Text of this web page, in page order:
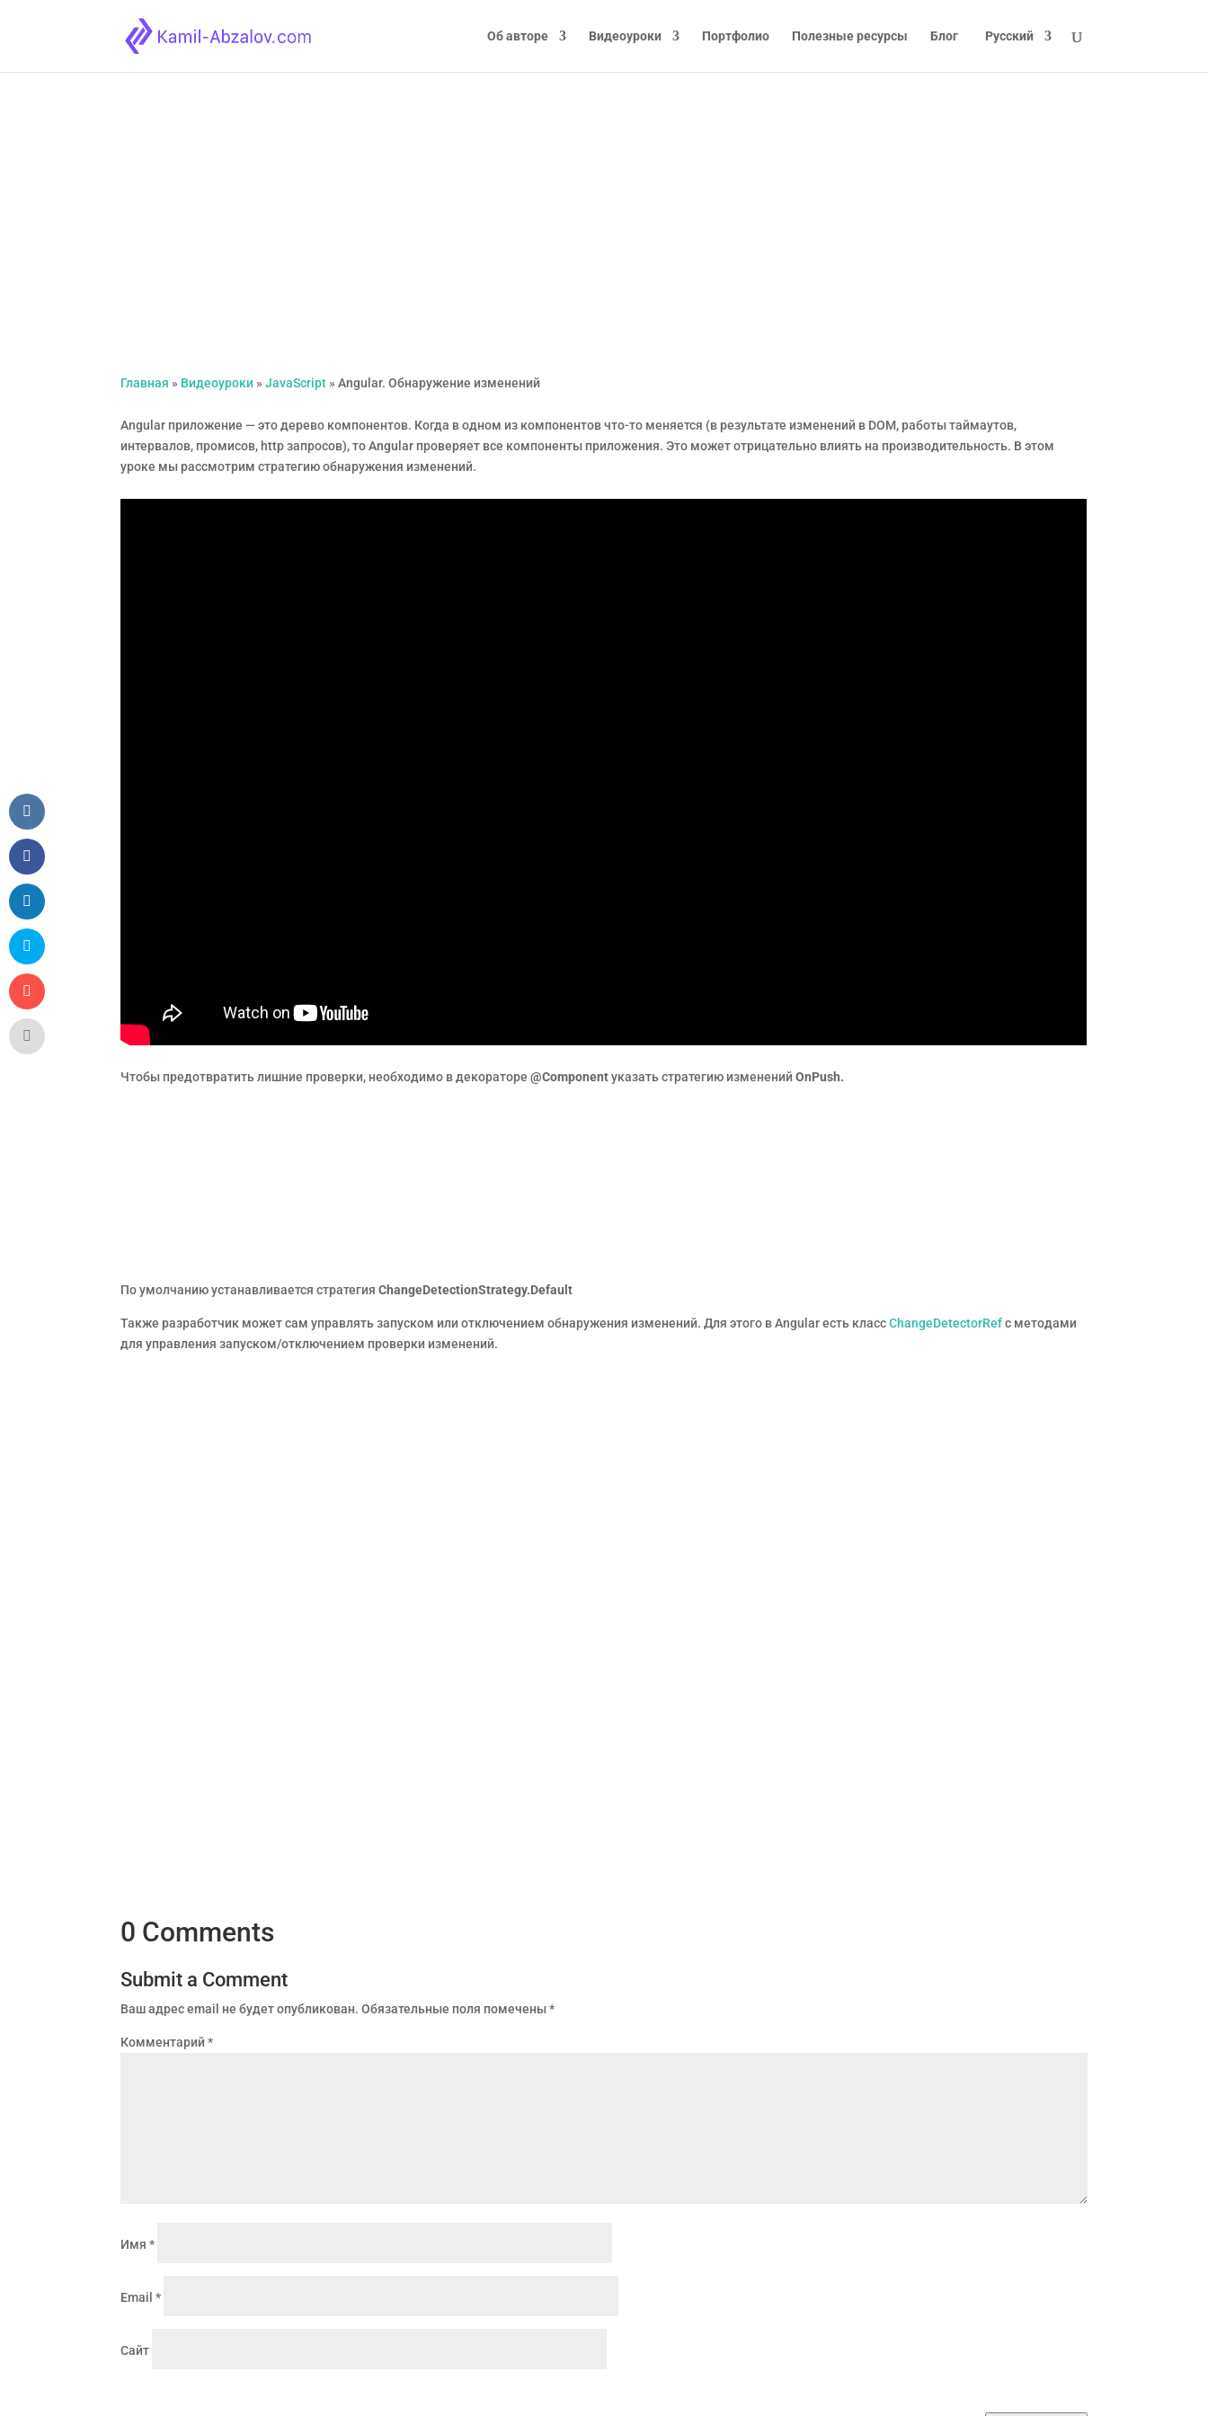
Об авторе Видеоуроки Портфолио Полезные ресурсы Блог Русский
Главная » Видеоуроки »JavaScript »Angular. Обнаружение изменений
Angular приложение — это дерево компонентов. Когда в одном из компонентов что-то меняется (в результате изменений в DOM, работы таймаутов,
интервалов, промисов, http запросов), то Angular проверяет все компоненты приложения. Это может отрицательно влиять на производительность. В этом
уроке мы рассмотрим стратегию обнаружения изменений.
Чтобы предотвратить лишние проверки, необходимо в декораторе@Componentуказать стратегию измененийOnPush.
По умолчанию устанавливается стратегияChangeDetectionStrategy.Default
Также разработчик может сам управлять запуском или отключением обнаружения изменений. Для этого в Angular есть классChangeDetectorRefc методами
для управления запуском/отключением проверки изменений.
0 Comments
Submit a Comment
Ваш адрес email не будет опубликован. Обязательные поля помечены*
Комментарий*
Имя*
Email*
Сайт